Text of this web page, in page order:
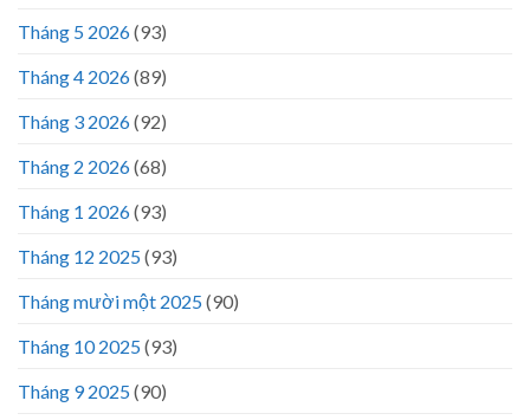
Tháng 5 2026(93)
Tháng 4 2026(89)
Tháng 3 2026(92)
Tháng 2 2026(68)
Tháng 1 2026(93)
Tháng 12 2025(93)
Tháng mười một 2025(90)
Tháng 10 2025(93)
Tháng 9 2025(90)